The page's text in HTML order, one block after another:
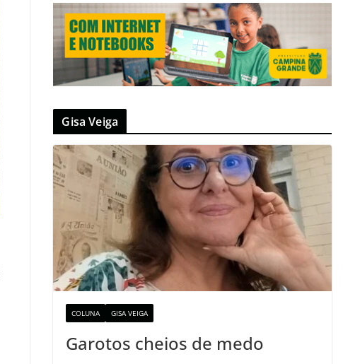
Gisa Veiga
COLUNA GISA VEIGA
Garotos cheios de medo